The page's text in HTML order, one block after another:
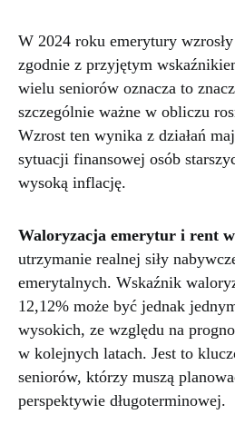
W 2024 roku emerytury
zgodnie z przyjętym
wielu seniorów oznacza to
szczególnie ważne w obliczu
Wzrost ten wynika z działań
sytuacji finansowej osób
wysoką inflację.
Waloryzacja emerytur i rent
utrzymanie realnej siły
emerytalnych. Wskaźnik
12,12% może być jednak
wysokich, ze względu na
w kolejnych latach. Jest to
seniorów, którzy muszą
perspektywie długoterminowej.